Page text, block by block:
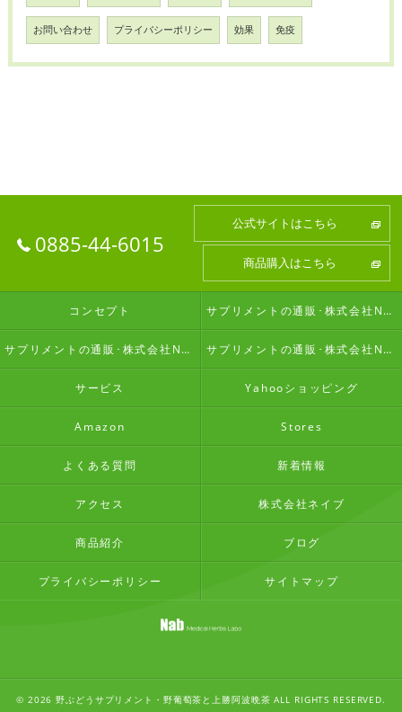
お問い合わせ プライバシーポリシー 効果 免疫
0885-44-6015
公式サイトはこちら
商品購入はこちら
コンセプト サプリメントの通販･株式会社Nabの口コミ情報
サプリメントの通販･株式会社Nabの評判 サプリメントの通販･株式会社Nabのお客様の声
サービス Yahooショッピング
Amazon Stores
よくある質問 新着情報
アクセス 株式会社ネイブ
商品紹介 ブログ
プライバシーポリシー サイトマップ
© 2026 野ぶどうサプリメント・野葡萄茶と上勝阿波晩茶 ALL RIGHTS RESERVED.